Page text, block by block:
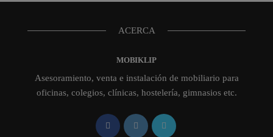
ACERCA
MOBIKLIP
Asesoramiento, venta e instalación de mobiliario para
oficinas, colegios, clínicas, hostelería, gimnasios etc.